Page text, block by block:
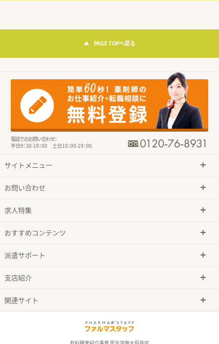
PAGE TOPへ戻る
電話でのお問い合わせ：
平日9：30-19：00 土日10：00-19：00
サイトメニュー
お問い合わせ
求人特集
おすすめコンテンツ
派遣サポート
支店紹介
関連サイト